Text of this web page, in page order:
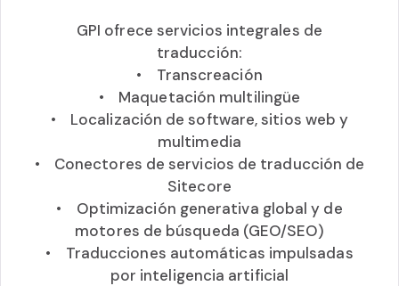
GPI ofrece servicios integrales de
traducción:
• Transcreación
• Maquetación multilingüe
• Localización de software, sitios web y
multimedia
• Conectores de servicios de traducción de
Sitecore
• Optimización generativa global y de
motores de búsqueda (GEO/SEO)
• Traducciones automáticas impulsadas
por inteligencia artificial